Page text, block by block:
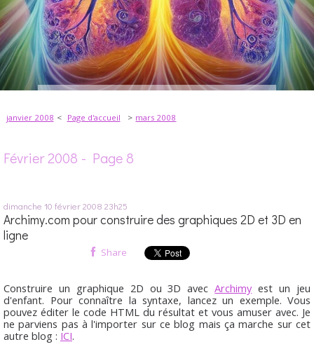
janvier 2008 Page d'accueil mars 2008
Février 2008 - Page 8
dimanche 10 février 2008 23h25
Archimy.com pour construire des graphiques 2D et 3D en
ligne
Share
Construire un graphique 2D ou 3D avecArchimyest un jeu
d'enfant. Pour connaître la syntaxe, lancez un exemple. Vous
pouvez éditer le code HTML du résultat et vous amuser avec. Je
ne parviens pas à l'importer sur ce blog mais ça marche sur cet
autre blog : ICI.